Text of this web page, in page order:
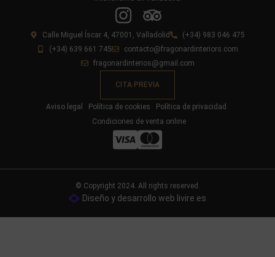
Calle Miguel Íscar 4, 47001, Valladolid
(+34) 983 046 475
(+34) 639 661 745
contacto@fragonardinteriors.com
fragonardinterios@gmail.com
CITA PREVIA
Aviso legal Política de cookies
Política de privacidad
Condiciones de venta online
© Copyright 2024. All rights reserved.
Diseño y desarrollo web livire.es